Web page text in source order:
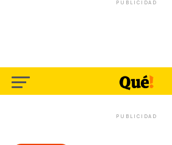
PUBLICIDAD
PUBLICIDAD